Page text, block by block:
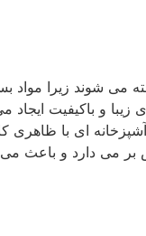
می شوند زیرا مواد
و باکیفیت
آشپزخانه ای با
بر می دارد و باعث